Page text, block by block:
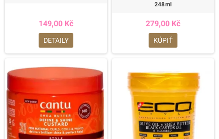
149,00 Kč
DETAILY
248ml
279,00 Kč
KÚPIŤ